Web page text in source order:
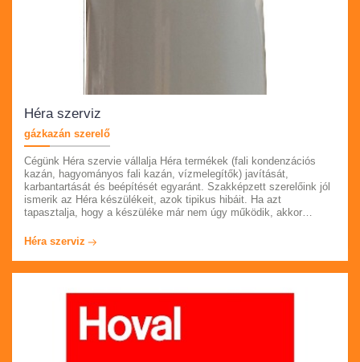
Héra szerviz
gázkazán szerelő
Cégünk Héra szervie vállalja Héra termékek (fali kondenzációs
kazán, hagyományos fali kazán, vízmelegítők) javítását,
karbantartását és beépítését egyaránt. Szakképzett szerelőink jól
ismerik az Héra készülékeit, azok tipikus hibáit. Ha azt
tapasztalja, hogy a készüléke már nem úgy működik, akkor
telefonszámon. Pest megyében, akár azonnali kiszállással, az év
bizalommal.
Héra szerviz